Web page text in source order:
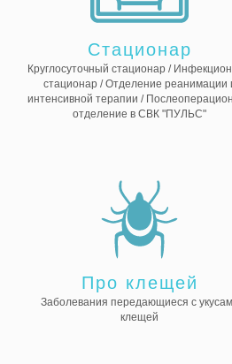
Стационар
Круглосуточный стационар /
стационар / Отделение реанимации
интенсивной терапии /
отделение в СВК "ПУЛЬС"
Про клещей
Заболевания передающиеся с
клещей